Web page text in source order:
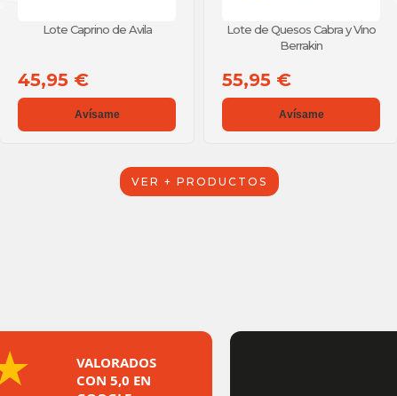
Lote Caprino de Avila
45,95 €
Avísame
Lote de Quesos Cabra y Vino
Berrakin
55,95 €
Avísame
VER + PRODUCTOS
VALORADOS
CON 5,0 EN